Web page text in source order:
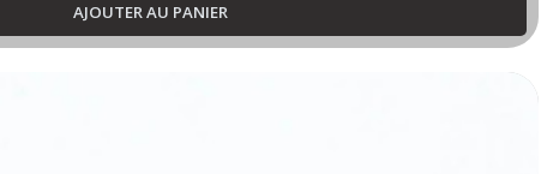
AJOUTER AU PANIER